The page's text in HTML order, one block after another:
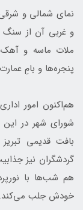
نمای شمالی و
و غربی آن از سنگ
ملات ماسه و
پنجره‌ها و بامِ
هم‌اکنون امور
شورای شهر در این
بافت قدیمی
گردشگران نیز
هم شب‌ها با
خودش جلب می‌کند.